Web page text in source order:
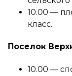
10.00 —
класс.
Поселок
10.00 —